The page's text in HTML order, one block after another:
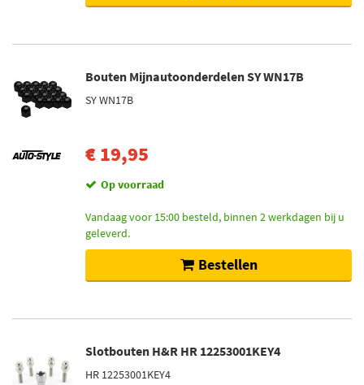
Bouten Mijnautoonderdelen SY WN17B
SY WN17B
€ 19,95
Op voorraad
Vandaag voor 15:00 besteld, binnen 2 werkdagen bij u
geleverd.
Bestellen
Slotbouten H&R HR 12253001KEY4
HR 12253001KEY4